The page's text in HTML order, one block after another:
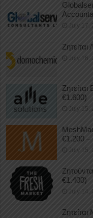
July 17,
July 16,
€1.600)
July 15,
€1.200
July 15,
€1.400)
July 14,